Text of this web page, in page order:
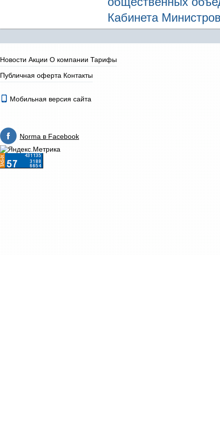
Кабинета
Новости Акции О компании Тарифы
Публичная оферта Контакты
Мобильная версия сайта
Norma в Facebook